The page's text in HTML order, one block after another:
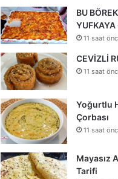
BU
YUFKAYA
11 saat
CEVİZLİ
11 saat
Yoğurtlu
Çorbası
11 saat
Mayasız
Tarifi